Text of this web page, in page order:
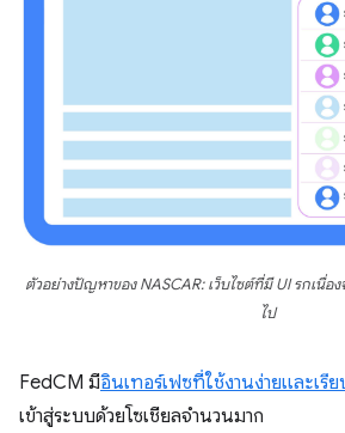
ตัวอย่างปัญหาของ NASCAR: เว็บไซต์ที่มี UI รกเนื่อง
ไป
FedCM มีอินเทอร์เฟซที่ใช้งานง่ายและเรีย
เข้าสู่ระบบด้วยโซเชียลจำนวนมาก